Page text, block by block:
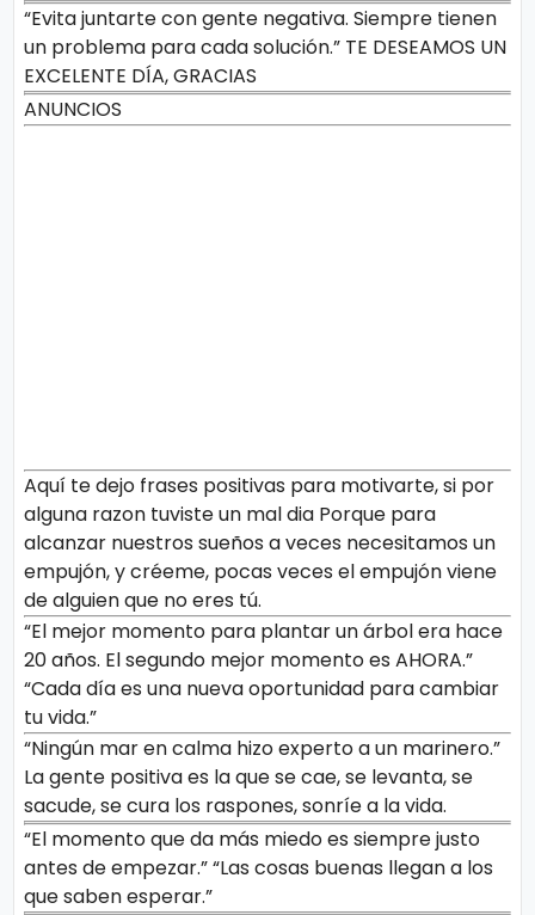
“Evita juntarte con gente negativa. Siempre tienen
un problema para cada solución.” TE DESEAMOS UN
EXCELENTE DÍA, GRACIAS
ANUNCIOS
Aquí te dejo frases positivas para motivarte, si por
alguna razon tuviste un mal dia Porque para
alcanzar nuestros sueños a veces necesitamos un
empujón, y créeme, pocas veces el empujón viene
de alguien que no eres tú.
“El mejor momento para plantar un árbol era hace
20 años. El segundo mejor momento es AHORA.”
“Cada día es una nueva oportunidad para cambiar
tu vida.”
“Ningún mar en calma hizo experto a un marinero.”
La gente positiva es la que se cae, se levanta, se
sacude, se cura los raspones, sonríe a la vida.
“El momento que da más miedo es siempre justo
antes de empezar.” “Las cosas buenas llegan a los
que saben esperar.”